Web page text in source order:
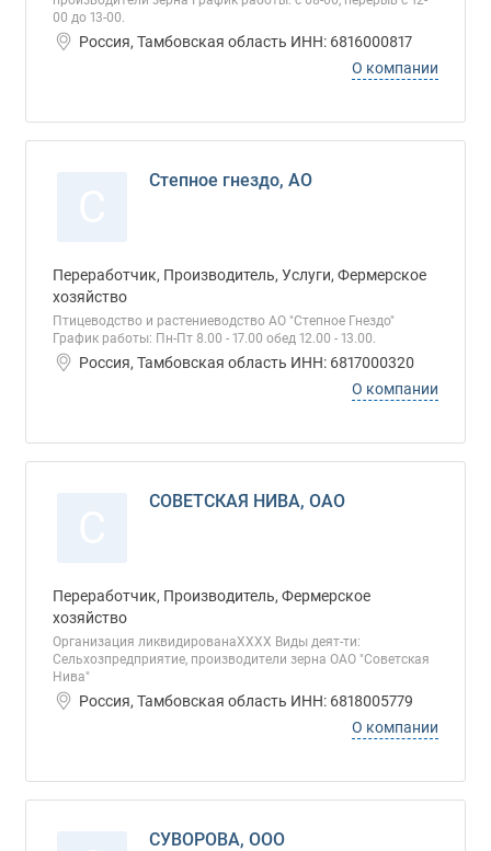
00 до 13-00.
Россия, Тамбовская область ИНН: 6816000817
О компании
Степное гнездо, АО
Переработчик, Производитель, Услуги, Фермерское
хозяйство
Птицеводство и растениеводство АО "Степное Гнездо"
График работы: Пн-Пт 8.00 - 17.00 обед 12.00 - 13.00.
Россия, Тамбовская область ИНН: 6817000320
О компании
СОВЕТСКАЯ НИВА, ОАО
Переработчик, Производитель, Фермерское
хозяйство
Организация ликвидированаХХХХ Виды деят-ти:
Сельхозпредприятие, производители зерна ОАО "Советская
Нива"
Россия, Тамбовская область ИНН: 6818005779
О компании
СУВОРОВА, ООО